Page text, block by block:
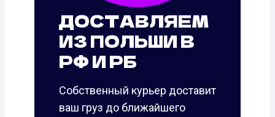
ДОСТАВЛЯЕМ
ИЗ ПОЛЬШИ В
РФ И РБ
Собственный курьер доставит
ваш груз до ближайшего